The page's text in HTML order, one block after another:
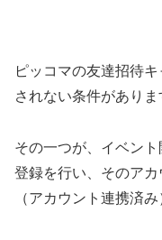
ピッコマの友達招待
されない条件がありま
その一つが、イベン
登録を行い、そのア
（アカウント連携済